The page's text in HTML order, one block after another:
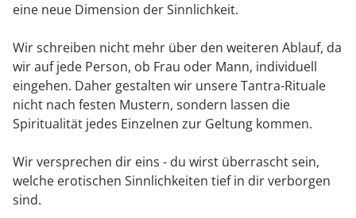
eine neue Dimension der Sinnlichkeit.
Wir schreiben nicht mehr über den weiteren Ablauf, da
wir auf jede Person, ob Frau oder Mann, individuell
eingehen. Daher gestalten wir unsere Tantra-Rituale
nicht nach festen Mustern, sondern lassen die
Spiritualität jedes Einzelnen zur Geltung kommen.
Wir versprechen dir eins - du wirst überrascht sein,
welche erotischen Sinnlichkeiten tief in dir verborgen
sind.